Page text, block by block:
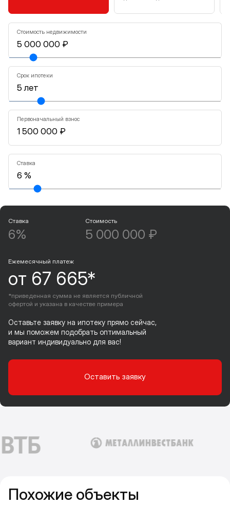
Стоимость недвижимости
Срок ипотеки
Первоначальный взнос
Ставка
Ставка
6%
Стоимость
5 000 000 ₽
Ежемесячный платеж
от 67 665*
*приведенная сумма не является публичной
офертой и указана в качестве примера
Оставьте заявку на ипотеку прямо сейчас,
и мы поможем подобрать оптимальный
вариант индивидуально для вас!
Оставить заявку
Похожие объекты